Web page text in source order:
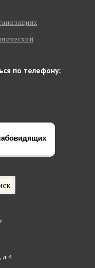
по телефону:
д 4